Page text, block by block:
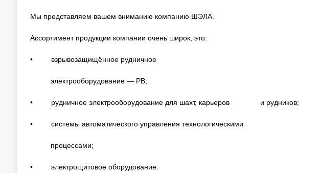
Мы представляем вашем вниманию компанию ШЭЛА.
Ассортимент продукции компании очень широк, это:
• взрывозащищённое рудничное
электрооборудование — РВ;
• рудничное электрооборудование для шахт, карьеров и рудников;
• системы автоматического управления технологическими
процессами;
• электрощитовое оборудование.